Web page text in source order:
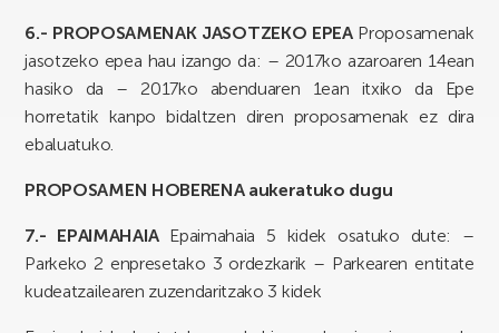
6.- PROPOSAMENAK JASOTZEKO EPEAProposamenak
jasotzeko epea hau izango da: – 2017ko azaroaren 14ean
hasiko da – 2017ko abenduaren 1ean itxiko da Epe
horretatik kanpo bidaltzen diren proposamenak ez dira
ebaluatuko.
PROPOSAMEN HOBERENA aukeratuko dugu
7.- EPAIMAHAIAEpaimahaia 5 kidek osatuko dute: –
Parkeko 2 enpresetako 3 ordezkarik – Parkearen entitate
kudeatzailearen zuzendaritzako 3 kidek